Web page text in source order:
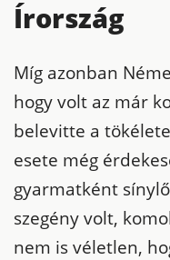
Írország
Míg azonban
hogy volt az már
belevitte a
esete még
gyarmatként
szegény volt,
nem is véletlen,